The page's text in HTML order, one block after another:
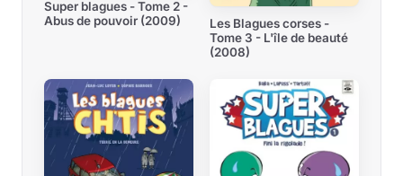
Super blagues - Tome 2 -
Abus de pouvoir (2009)
Les Blagues corses -
Tome 3 - L'île de beauté
(2008)